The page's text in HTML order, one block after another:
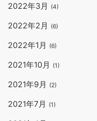
2022年3月 (4)
2022年2月 (6)
2022年1月 (6)
2021年10月 (1)
2021年9月 (2)
2021年7月 (1)